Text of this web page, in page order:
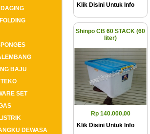
BAJU
SET
DEWASA
Klik Disini Untuk Info
Shinpo CB 60 STACK (60
liter)
Rp 140.000,00
Klik Disini Untuk Info